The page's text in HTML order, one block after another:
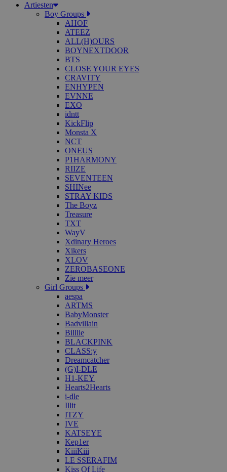
Artiesten
Boy Groups
AHOF
ATEEZ
ALL(H)OURS
BOYNEXTDOOR
BTS
CLOSE YOUR EYES
CRAVITY
ENHYPEN
EVNNE
EXO
idntt
KickFlip
Monsta X
NCT
ONEUS
P1HARMONY
RIIZE
SEVENTEEN
SHINee
STRAY KIDS
The Boyz
Treasure
TXT
WayV
Xdinary Heroes
Xikers
XLOV
ZEROBASEONE
Zie meer
Girl Groups
aespa
ARTMS
BabyMonster
Badvillain
Billlie
BLACKPINK
CLASS:y
Dreamcatcher
(G)I-DLE
H1-KEY
Hearts2Hearts
i-dle
Illit
ITZY
IVE
KATSEYE
Kep1er
KiiiKiii
LE SSERAFIM
Kiss Of Life